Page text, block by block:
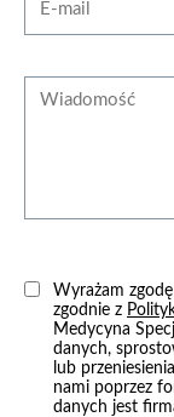
Opadające
Uszy
Nadmiar tkanki
Niewydolność
Bruksizm/migrena
Nadpotliwość
Wyrażam
zgodnie z
Medycyna
danych,
lub
nami poprzez
danych jest